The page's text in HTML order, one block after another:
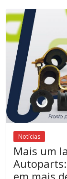
Notícias
Mais um